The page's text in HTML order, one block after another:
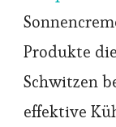
Produkte
Schwitzen
effektive